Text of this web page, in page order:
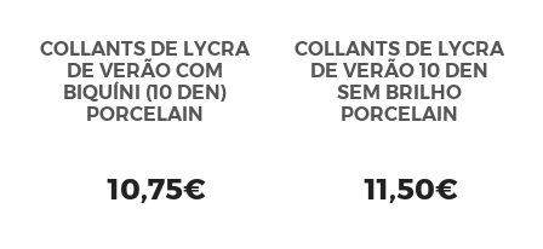
COLLANTS DE LYCRA
DE VERÃO COM
BIQUÍNI (10 DEN)
PORCELAIN
10,75€
COLLANTS DE LYCRA
DE VERÃO 10 DEN
SEM BRILHO
PORCELAIN
11,50€